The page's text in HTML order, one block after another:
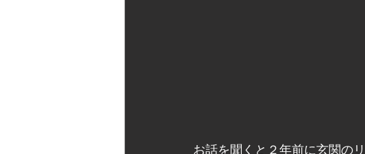
お話を聞くと２年前に玄関の